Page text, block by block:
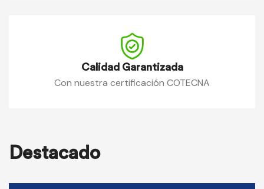
Calidad Garantizada
Con nuestra certificación COTECNA
Destacado